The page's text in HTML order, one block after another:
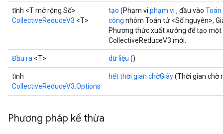
tĩnh <T mở rộng Số>
CollectiveReduceV3 <T>
tạo (Phạm vi phạm vi , đầu vào Toán
công nhóm Toán tử <Số nguyên>,
Phương thức xuất xưởng để tạo
CollectiveReduceV3 mới.
Đầu ra <T> dữ liệu ()
tĩnh
CollectiveReduceV3.Options
hết thời gian chờGiây(Thời gian chờ
Phương pháp kế thừa